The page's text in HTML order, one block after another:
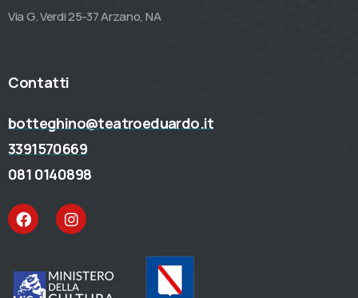
Via G. Verdi 25-37 Arzano, NA
Contatti
botteghino@teatroeduardo.it
3391570669
081 0140898